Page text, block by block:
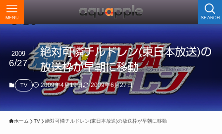
SEARCH
MENU
絶対可憐チルドレン(東日本放送)の
放送枠が早朝に移動
2009
6/27
TV 2009年4月19日 2009年6月27日
ホーム TV 絶対可憐チルドレン(東日本放送)の放送枠が早朝に移動